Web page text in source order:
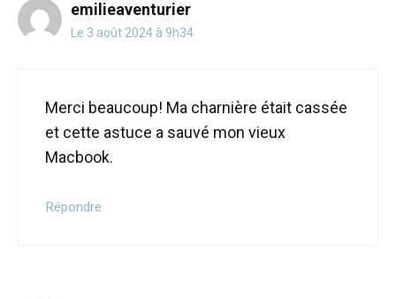
emilieaventurier
Le 3 août 2024 à 9h34
Merci beaucoup! Ma charnière était cassée
et cette astuce a sauvé mon vieux
Macbook.
Répondre